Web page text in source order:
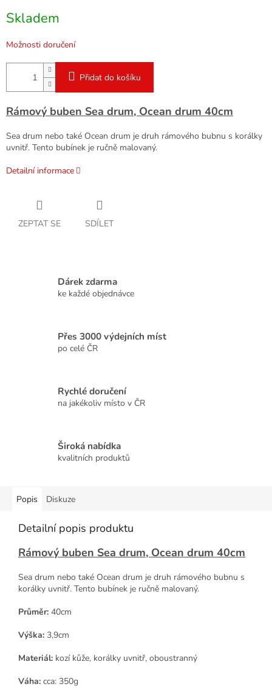
cena:
Skladem
Možnosti doručení
Přidat do košíku
Rámový buben Sea drum, Ocean drum 40cm
Sea drum nebo také Ocean drum je druh rámového bubnu s korálky
uvnitř. Tento bubínek je ručně malovaný.
Detailní informace
ZEPTAT SE SDÍLET
Dárek zdarma
ke každé objednávce
Přes 3000 výdejních míst
po celé ČR
Rychlé doručení
na jakékoliv místo v ČR
Široká nabídka
kvalitních produktů
Popis Diskuze
Detailní popis produktu
Rámový buben Sea drum, Ocean drum 40cm
Sea drum nebo také Ocean drum je druh rámového bubnu s
korálky uvnitř. Tento bubínek je ručně malovaný.
Průměr: 40cm
Výška: 3,9cm
Materiál: kozí kůže, korálky uvnitř, oboustranný
Váha: cca: 350g